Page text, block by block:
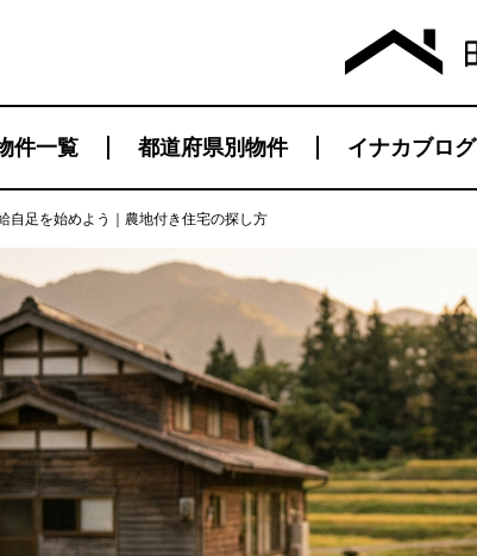
件一覧 都道府県別物件 イナカブログ
自足を始めよう｜農地付き住宅の探し方